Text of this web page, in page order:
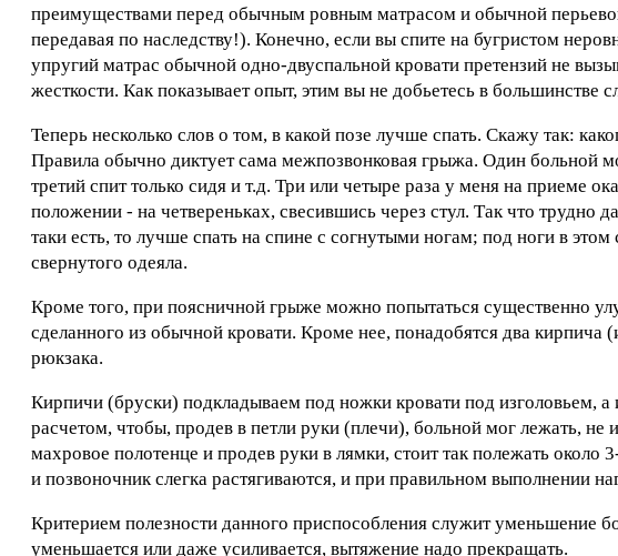
преимуществами перед обычным ровным матрасом и обычной
передавая по наследству!). Конечно, если вы спите на бугристом
упругий матрас обычной одно-двуспальной кровати претензий не
жесткости. Как показывает опыт, этим вы не добьетесь в большинстве
Теперь несколько слов о том, в какой позе лучше спать. Скажу так:
Правила обычно диктует сама межпозвонковая грыжа. Один больной
третий спит только сидя и т.д. Три или четыре раза у меня на приеме
положении - на четвереньках, свесившись через стул. Так что трудно
таки есть, то лучше спать на спине с согнутыми ногам; под ноги в
свернутого одеяла.
Кроме того, при поясничной грыже можно попытаться существенно
сделанного из обычной кровати. Кроме нее, понадобятся два
рюкзака.
Кирпичи (бруски) подкладываем под ножки кровати под изголовьем,
расчетом, чтобы, продев в петли руки (плечи), больной мог лежать,
махровое полотенце и продев руки в лямки, стоит так полежать
и позвоночник слегка растягиваются, и при правильном выполнении
Критерием полезности данного приспособления служит уменьшение
уменьшается или даже усиливается, вытяжение надо прекращать.